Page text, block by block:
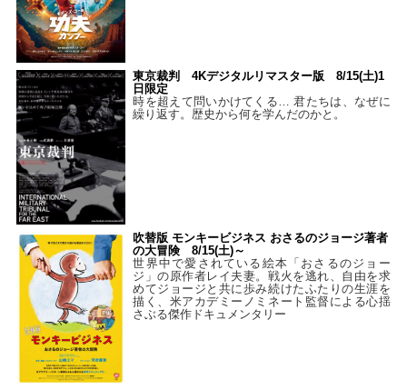
東京裁判 4Kデジタルリマスター版 8/15(土)1
日限定
時を超えて問いかけてくる… 君たちは、なぜに
繰り返す。歴史から何を学んだのかと。
吹替版 モンキービジネス おさるのジョージ著者
の大冒険 8/15(土)～
世界中で愛されている絵本「おさるのジョー
ジ」の原作者レイ夫妻。戦火を逃れ、自由を求
めてジョージと共に歩み続けたふたりの生涯を
描く、米アカデミーノミネート監督による心揺
さぶる傑作ドキュメンタリー